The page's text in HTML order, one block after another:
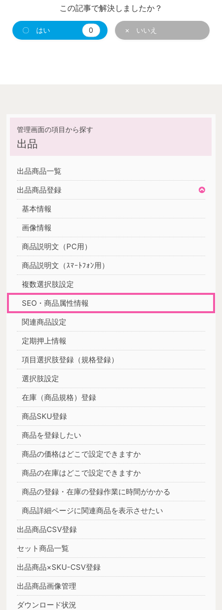
この記事で解決しましたか？
〇 はい 0 × いいえ
出品
出品商品一覧
出品商品登録
基本情報
画像情報
商品説明文（PC用）
商品説明文（ｽﾏｰﾄﾌｫﾝ用）
複数選択肢設定
SEO・商品属性情報
関連商品設定
定期押上情報
項目選択肢登録（規格登録）
選択肢設定
在庫（商品規格）登録
商品SKU登録
商品を登録したい
商品の価格はどこで設定できますか
商品の在庫はどこで設定できますか
商品の登録・在庫の登録作業に時間がかかる
商品詳細ページに関連商品を表示させたい
出品商品CSV登録
セット商品一覧
出品商品×SKU-CSV登録
出品商品画像管理
ダウンロード状況